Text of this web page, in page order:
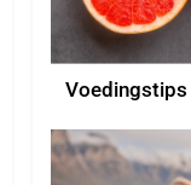
Voedingstips